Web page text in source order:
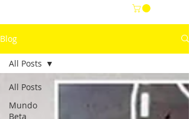
Blog
All Posts
Mundo
Beta
All Posts